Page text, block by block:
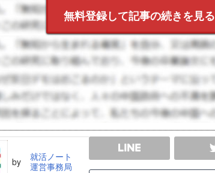
無料登録して記事の続きを見る
by
就活ノート
運営事務局
SHARE